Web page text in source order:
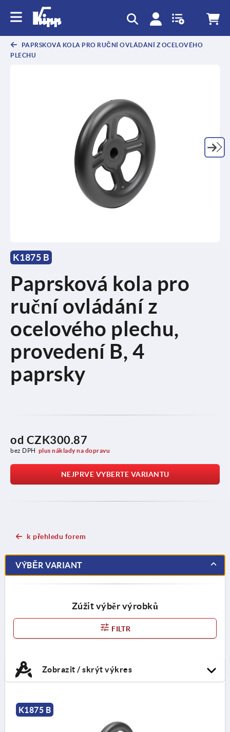
PAPRSKOVÁ KOLA PRO RUČNÍ OVLÁDÁNÍ Z OCELOVÉHO
PLECHU
K1875 B
Paprsková kola pro
ruční ovládání z
ocelového plechu,
provedení B, 4
paprsky
od CZK300.87
bez DPH plus náklady na dopravu
NEJPRVE VYBERTE VARIANTU
k přehledu forem
VÝBĚR VARIANT
Zúžit výběr výrobků
FILTR
Zobrazit / skrýt výkres
K1875 B